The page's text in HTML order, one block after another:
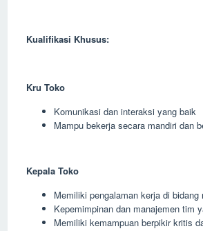
Kualifikasi Khusus:
Kru Toko
Komunikasi dan interaksi yang baik
Mampu bekerja secara mandiri dan
Kepala Toko
Memiliki pengalaman kerja di
Kepemimpinan dan manajemen tim
Memiliki kemampuan berpikir kritis